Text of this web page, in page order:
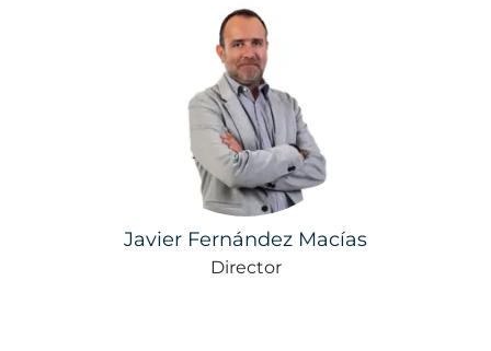
Javier Fernández Macías
Director